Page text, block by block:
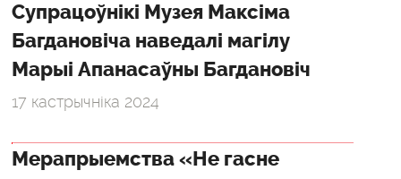
Супрацоўнікі Музея Максіма
Багдановіча наведалі магілу
Марыі Апанасаўны Багдановіч
17 кастрычніка 2024
Мерапрыемства «Не гасне